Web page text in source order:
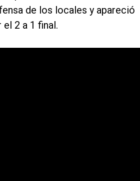
de los locales y apareció
2 a 1 final.